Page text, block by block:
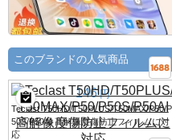
このブランドの人気商品
146 円
Teclast T50HD/T50PLUS/T50MAX/P50/P
50S/P50AI 高解像度傷防止フィルムに対
応